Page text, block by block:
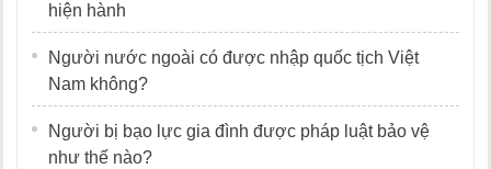
hiện hành
Người nước ngoài có được nhập quốc tịch Việt
Nam không?
Người bị bạo lực gia đình được pháp luật bảo vệ
như thế nào?